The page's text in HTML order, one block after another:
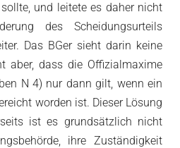
und leitete es daher nicht
des Scheidungsurteils
Das BGer sieht darin keine
aber, dass die Offizialmaxime
N 4) nur dann gilt, wenn ein
worden ist. Dieser Lösung
ist es grundsätzlich nicht
ihre Zuständigkeit